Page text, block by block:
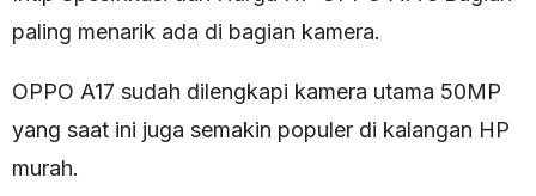
paling menarik ada di bagian kamera.
OPPO A17 sudah dilengkapi kamera utama 50MP
yang saat ini juga semakin populer di kalangan HP
murah.